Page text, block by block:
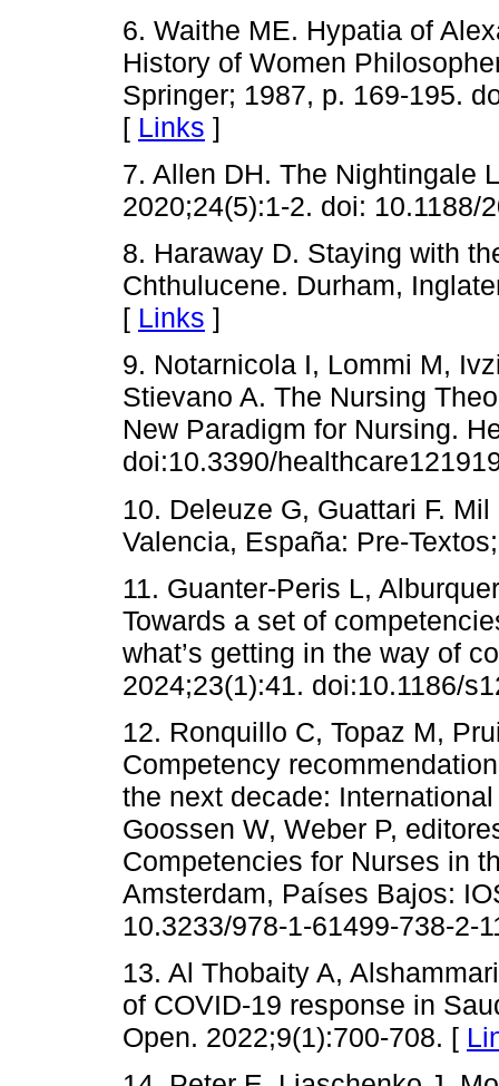
6. Waithe ME. Hypatia of
History of Women
Springer; 1987, p. 169-195.
[ Links ]
7. Allen DH. The Nightingale
2020;24(5):1-2. doi: 10.1188/
8. Haraway D. Staying with
Chthulucene. Durham,
[ Links ]
9. Notarnicola I, Lommi M,
Stievano A. The Nursing
New Paradigm for Nursing.
doi:10.3390/
10. Deleuze G, Guattari F.
Valencia, España: Pre-
11. Guanter-Peris L,
Towards a set of
what’s getting in the way of
2024;23(1):41. doi:10.1186/
12. Ronquillo C, Topaz M,
Competency
the next decade:
Goossen W, Weber P,
Competencies for Nurses in
Amsterdam, Países Bajos:
10.3233/978-1-61499-738-2-
13. Al Thobaity A,
of COVID-19 response in
Open. 2022;9(1):700-708. [